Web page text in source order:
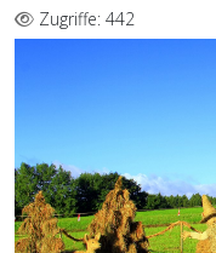
Zugriffe: 442